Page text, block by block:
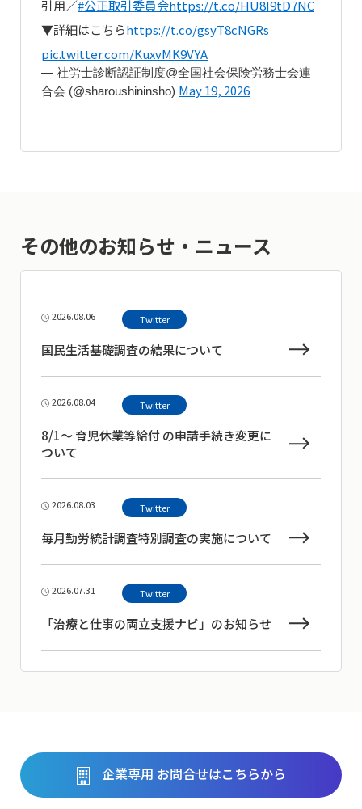
引用／#公正取引委員会https://t.co/HU8I9tD7NC
▼詳細はこちらhttps://t.co/gsyT8cNGRs
pic.twitter.com/KuxvMK9VYA
— 社労士診断認証制度@全国社会保険労務士会連
合会 (@sharoushininsho) May 19, 2026
その他のお知らせ・ニュース
2026.08.06 Twitter
国民生活基礎調査の結果について
2026.08.04 Twitter
8/1～ 育児休業等給付 の申請手続き変更に
ついて
2026.08.03 Twitter
毎月勤労統計調査特別調査の実施について
2026.07.31 Twitter
「治療と仕事の両立支援ナビ」のお知らせ
企業専用 お問合せはこちらから